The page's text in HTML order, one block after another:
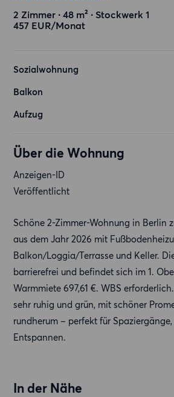
2 Zimmer ∙ 48 m² ∙ Stockwerk 1
457 EUR/Monat
Sozialwohnung
Balkon
Aufzug
Über die Wohnung
Anzeigen-ID
Veröffentlicht
Schöne 2-Zimmer-Wohnung in Berlin
aus dem Jahr 2026 mit
Balkon/Loggia/Terrasse und Keller.
barrierefrei und befindet sich im 1.
Warmmiete 697,61 €. WBS
sehr ruhig und grün, mit schöner
rundherum – perfekt für
Entspannen.
In der Nähe